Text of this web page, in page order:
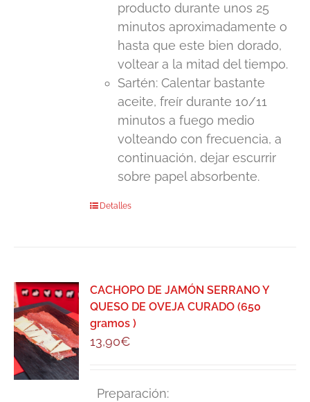
producto durante unos 25
minutos aproximadamente o
hasta que este bien dorado,
voltear a la mitad del tiempo.
Sartén: Calentar bastante
aceite, freír durante 10/11
minutos a fuego medio
volteando con frecuencia, a
continuación, dejar escurrir
sobre papel absorbente.
Detalles
CACHOPO DE JAMÓN SERRANO Y
QUESO DE OVEJA CURADO (650
gramos )
13,90€
Preparación: